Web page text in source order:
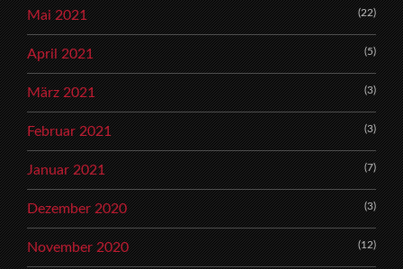
Mai 2021 (22)
April 2021 (5)
März 2021 (3)
Februar 2021 (3)
Januar 2021 (7)
Dezember 2020 (3)
November 2020 (12)